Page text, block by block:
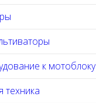
к мотоблоку
техника